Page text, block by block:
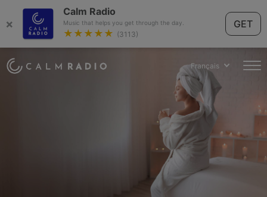
×
Calm Radio
Music that helps you get through the day.
★★★★★ (3113)
GET
Français